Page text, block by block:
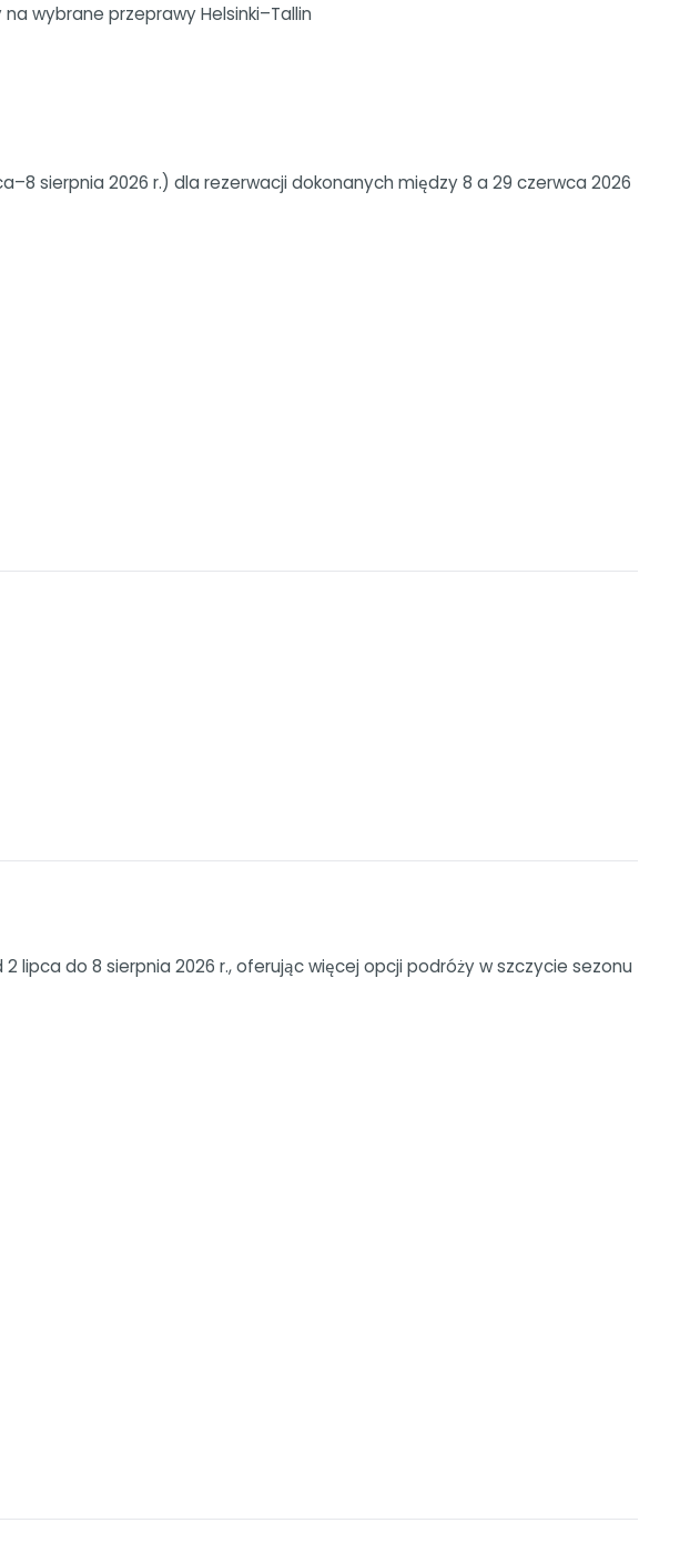
wybrane przeprawy Helsinki–Tallin
sierpnia 2026 r.) dla rezerwacji dokonanych między 8 a 29 czerwca 2026
do 8 sierpnia 2026 r., oferując więcej opcji podróży w szczycie sezonu